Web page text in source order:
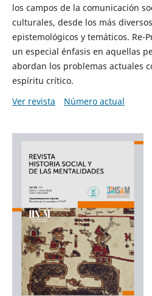
los campos de la comunicación
culturales, desde los más
epistemológicos y temáticos. Re-
un especial énfasis en aquellas
abordan los problemas actuales
espíritu crítico.
Ver revista
Número actual